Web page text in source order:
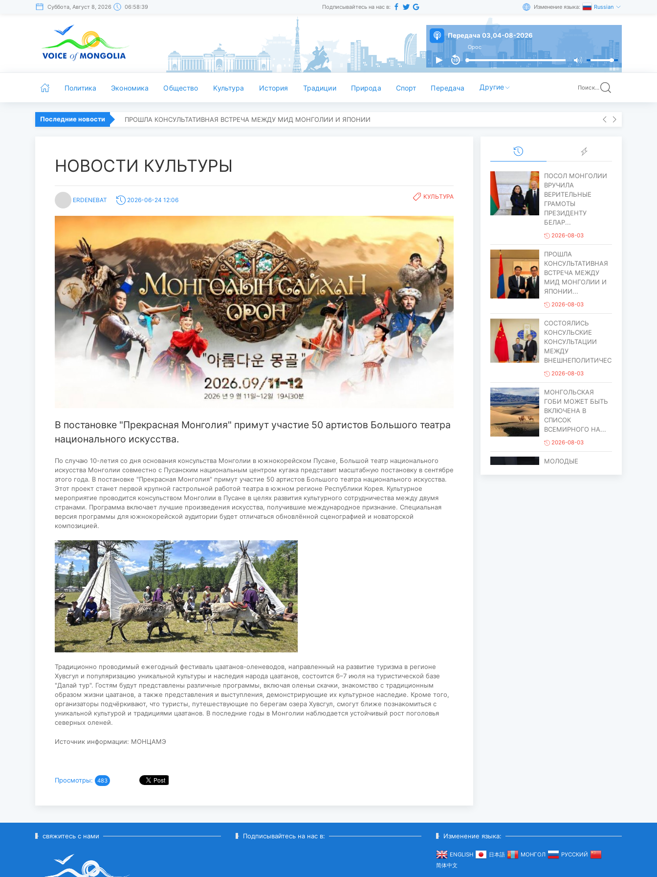
Суббота, Август 8, 2026 06:58:40 Подписывайтесь на нас в: Изменение языка: Russian
Передача 03,04-08-2026
Политика Экономика Общество Kультура История Традиции Природа Спорт Передача Другие Поиск...
Последние новости ПРОШЛА КОНСУЛЬТАТИВНАЯ ВСТРЕЧА МЕЖДУ МИД МОНГОЛИИ И ЯПОНИИ
НОВОСТИ КУЛЬТУРЫ
ERDENEBAT 2026-06-24 12:06 KУЛЬТУРА
В постановке "Прекрасная Монголия" примут участие 50 артистов Большого театра
национального искусства.
По случаю 10-летия со дня основания консульства Монголии в южнокорейском Пусане, Большой театр национального
искусства Монголии совместно с Пусанским национальным центром кугака представит масштабную постановку в сентябре
этого года. В постановке "Прекрасная Монголия" примут участие 50 артистов Большого театра национального искусства.
Этот проект станет первой крупной гастрольной работой театра в южном регионе Республики Корея. Культурное
мероприятие проводится консульством Монголии в Пусане в целях развития культурного сотрудничества между двумя
странами. Программа включает лучшие произведения искусства, получившие международное признание. Специальная
версия программы для южнокорейской аудитории будет отличаться обновлённой сценографией и новаторской
композицией.
Традиционно проводимый ежегодный фестиваль цаатанов-оленеводов, направленный на развитие туризма в регионе
Хувсгул и популяризацию уникальной культуры и наследия народа цаатанов, состоится 6–7 июля на туристической базе
"Далай тур". Гостям будут представлены различные программы, включая оленьи скачки, знакомство с традиционным
образом жизни цаатанов, а также представления и выступления, демонстрирующие их культурное наследие. Кроме того,
организаторы подчёркивают, что туристы, путешествующие по берегам озера Хувсгул, смогут ближе познакомиться с
уникальной культурой и традициями цаатанов. В последние годы в Монголии наблюдается устойчивый рост поголовья
северных оленей.
Источник информации: МОНЦАМЭ
Просмотры: 483
ПОСОЛ МОНГОЛИИ
ВРУЧИЛА
ВЕРИТЕЛЬНЫЕ
ГРАМОТЫ
ПРЕЗИДЕНТУ
БЕЛАР...
2026-08-03
ПРОШЛА
КОНСУЛЬТАТИВНАЯ
ВСТРЕЧА МЕЖДУ
МИД МОНГОЛИИ И
ЯПОНИИ...
2026-08-03
СОСТОЯЛИСЬ
КОНСУЛЬСКИЕ
КОНСУЛЬТАЦИИ
МЕЖДУ
ВНЕШНЕПОЛИТИЧЕСИМ...
2026-08-03
МОНГОЛЬСКАЯ
ГОБИ МОЖЕТ БЫТЬ
ВКЛЮЧЕНА В
СПИСОК
ВСЕМИРНОГО НА...
2026-08-03
МОЛОДЫЕ
ПЕРЕДАНА КОПИЯ
ИСТОРИЧЕСКОГО
2026-07-27
свяжитесь с нами Подписывайтесь на нас в: Изменение языка:
ENGLISH 日本語 МОНГОЛ
РУССКИЙ
简体中文